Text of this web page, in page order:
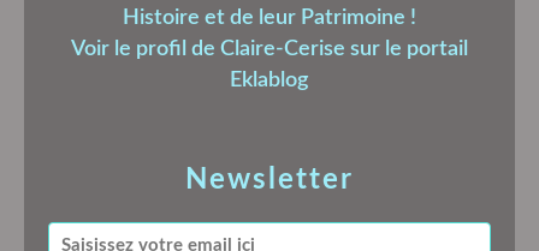
Newsletter
Histoire et de leur Patrimoine !
Voir le profil de Claire-Cerise sur le portail
Eklablog